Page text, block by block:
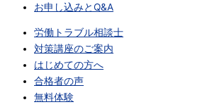
お申し込みとQ&A
労働トラブル相談士
対策講座のご案内
はじめての方へ
合格者の声
無料体験